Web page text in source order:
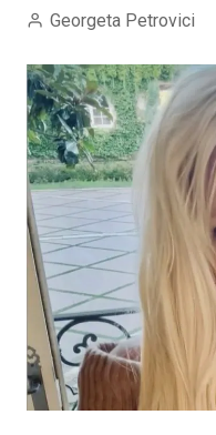
Georgeta Petrovici